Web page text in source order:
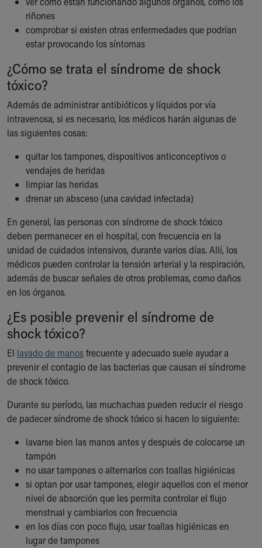
riñones
comprobar si existen otras enfermedades que podrían
estar provocando los síntomas
¿Cómo se trata el síndrome de shock
tóxico?
Además de administrar antibióticos y líquidos por vía
intravenosa, si es necesario, los médicos harán algunas de
las siguientes cosas:
quitar los tampones, dispositivos anticonceptivos o
vendajes de heridas
limpiar las heridas
drenar un absceso (una cavidad infectada)
En general, las personas con síndrome de shock tóxico
deben permanecer en el hospital, con frecuencia en la
unidad de cuidados intensivos, durante varios días. Allí, los
médicos pueden controlar la tensión arterial y la respiración,
además de buscar señales de otros problemas, como daños
en los órganos.
¿Es posible prevenir el síndrome de
shock tóxico?
El lavado de manosfrecuente y adecuado suele ayudar a
prevenir el contagio de las bacterias que causan el síndrome
de shock tóxico.
Durante su período, las muchachas pueden reducir el riesgo
de padecer síndrome de shock tóxico si hacen lo siguiente:
lavarse bien las manos antes y después de colocarse un
tampón
no usar tampones o alternarlos con toallas higiénicas
si optan por usar tampones, elegir aquellos con el menor
nivel de absorción que les permita controlar el flujo
menstrual y cambiarlos con frecuencia
en los días con poco flujo, usar toallas higiénicas en
lugar de tampones